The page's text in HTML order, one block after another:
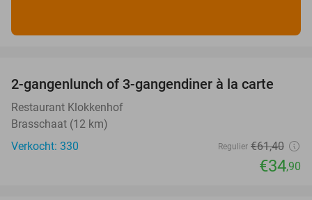
43%
2-gangenlunch of 3-gangendiner à la carte
Restaurant Klokkenhof
Brasschaat (12 km)
Verkocht: 330
Regulier €61,40
€34,90